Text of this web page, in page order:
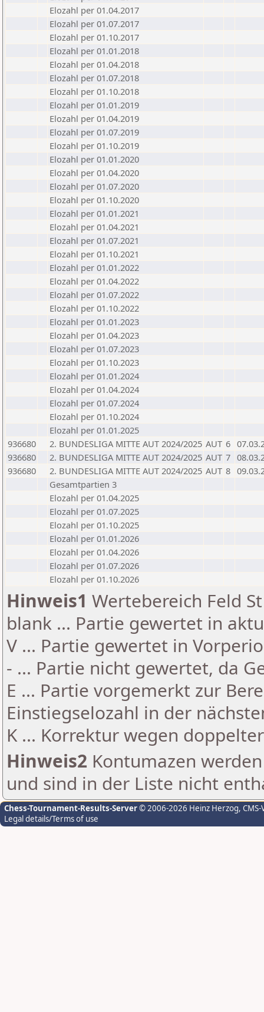
Elozahl per 01.04.2017
Elozahl per 01.07.2017
Elozahl per 01.10.2017
Elozahl per 01.01.2018
Elozahl per 01.04.2018
Elozahl per 01.07.2018
Elozahl per 01.10.2018
Elozahl per 01.01.2019
Elozahl per 01.04.2019
Elozahl per 01.07.2019
Elozahl per 01.10.2019
Elozahl per 01.01.2020
Elozahl per 01.04.2020
Elozahl per 01.07.2020
Elozahl per 01.10.2020
Elozahl per 01.01.2021
Elozahl per 01.04.2021
Elozahl per 01.07.2021
Elozahl per 01.10.2021
Elozahl per 01.01.2022
Elozahl per 01.04.2022
Elozahl per 01.07.2022
Elozahl per 01.10.2022
Elozahl per 01.01.2023
Elozahl per 01.04.2023
Elozahl per 01.07.2023
Elozahl per 01.10.2023
Elozahl per 01.01.2024
Elozahl per 01.04.2024
Elozahl per 01.07.2024
Elozahl per 01.10.2024
Elozahl per 01.01.2025
936680
2. BUNDESLIGA MITTE AUT 2024/2025 AUT 6
936680
2. BUNDESLIGA MITTE AUT 2024/2025 AUT 7
936680
2. BUNDESLIGA MITTE AUT 2024/2025 AUT 8
Gesamtpartien 3
Elozahl per 01.04.2025
Elozahl per 01.07.2025
Elozahl per 01.10.2025
Elozahl per 01.01.2026
Elozahl per 01.04.2026
Elozahl per 01.07.2026
Elozahl per 01.10.2026
Hinweis1 Wertebereich Feld
blank ... Partie gewertet in
V ... Partie gewertet in
- ... Partie nicht gewertet, da
E ... Partie vorgemerkt zur
Einstiegselozahl in der
K ... Korrektur wegen
Hinweis2 Kontumazen
und sind in der Liste nicht
Chess-Tournament-Results-Server© 2006-2026 Heinz Herzog,
Legal details/Terms of use